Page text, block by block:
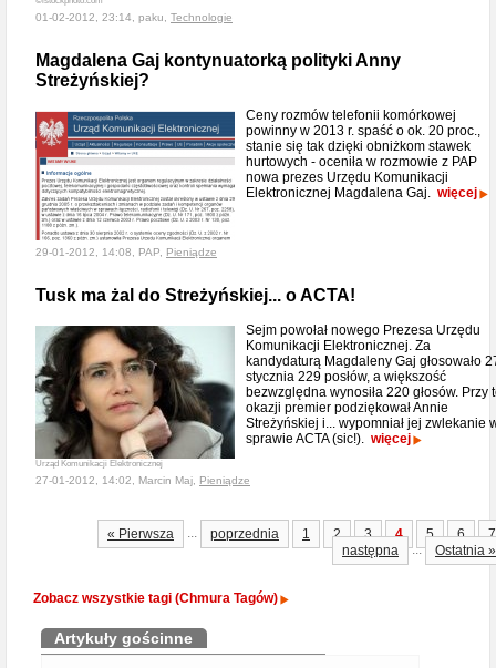
01-02-2012, 23:14, paku, Technologie
Magdalena Gaj kontynuatorką polityki Anny
Streżyńskiej?
Ceny rozmów telefonii komórkowej
powinny w 2013 r. spaść o ok. 20 proc.,
stanie się tak dzięki obniżkom stawek
hurtowych - oceniła w rozmowie z PAP
nowa prezes Urzędu Komunikacji
Elektronicznej Magdalena Gaj. więcej
29-01-2012, 14:08, PAP, Pieniądze
Tusk ma żal do Streżyńskiej... o ACTA!
Urząd Komunikacji Elektronicznej
Sejm powołał nowego Prezesa Urzędu
Komunikacji Elektronicznej. Za
kandydaturą Magdaleny Gaj głosowało
stycznia 229 posłów, a większość
bezwzględna wynosiła 220 głosów. Przy
okazji premier podziękował Annie
Streżyńskiej i... wypomniał jej zwlekanie
sprawie ACTA (sic!). więcej
27-01-2012, 14:02, Marcin Maj, Pieniądze
« Pierwsza ... poprzednia 1 2 3 4 5 6
7
następna
... Ostatnia »
Zobacz wszystkie tagi (Chmura Tagów)
Artykuły gościnne